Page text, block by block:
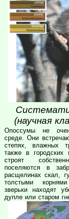
(научная
Опоссумы не
среде. Они
степях, влажных
также в
строят
поселяются в
расщелинах скал,
толстыми
зверьки находят
дупле или старом